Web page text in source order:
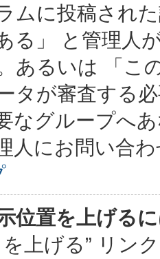
ムに投稿され
る」 と管理人
あるいは 「こ
タが審査する
なグループへ
人にお問い合
位置を上げる
上げる” リン